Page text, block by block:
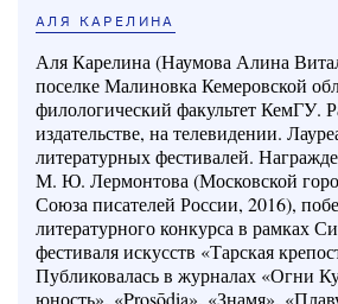
АЛЯ КАРЕЛИНА
Аля Карелина (Наумова Алина
поселке Малиновка Кемеровской
филологический факультет КемГУ.
издательстве, на телевидении.
литературных фестивалей.
М. Ю. Лермонтова (Московской
Союза писателей России, 2016),
литературного конкурса в рамках
фестиваля искусств «Тарская
Публиковалась в журналах «Огни
юность», «Prosōdia», «Знамя»,